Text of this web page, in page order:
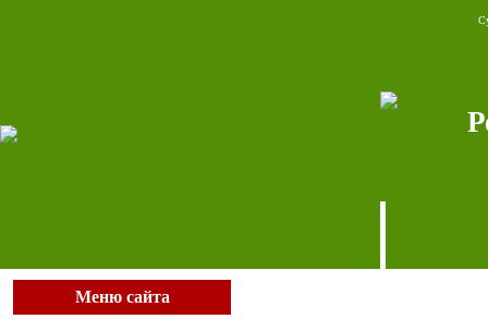
Меню сайта